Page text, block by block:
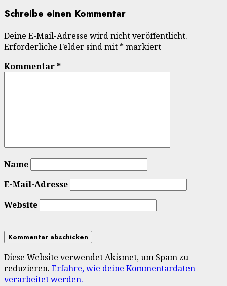
Schreibe einen Kommentar
Deine E-Mail-Adresse wird nicht veröffentlicht.
Erforderliche Felder sind mit * markiert
Kommentar*
Name
E-Mail-Adresse
Website
Diese Website verwendet Akismet, um Spam zu
reduzieren. Erfahre, wie deine Kommentardaten
verarbeitet werden.